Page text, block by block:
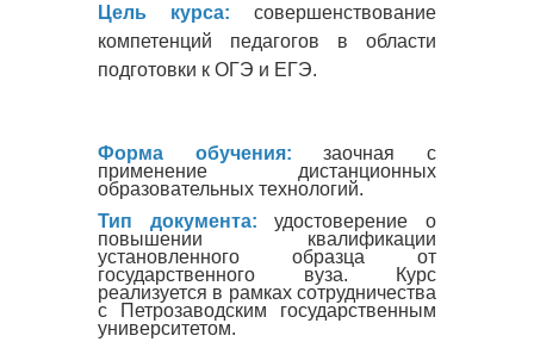
Цель курса:
совершенствование
компетенций педагогов в области
подготовки к ОГЭ и ЕГЭ.
Форма обучения: заочная с
применение дистанционных
образовательных технологий.
Тип документа:удостоверение о
повышении квалификации
установленного образца от
государственного вуза. Курс
реализуется в рамках сотрудничества
с Петрозаводским государственным
университетом.